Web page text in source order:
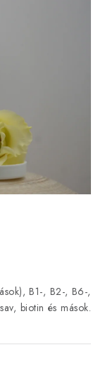
B1-, B2-, B6-,
biotin és mások.